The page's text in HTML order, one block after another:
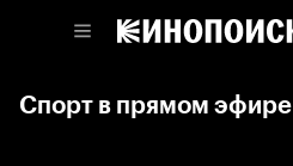
Спорт в прямом эфире